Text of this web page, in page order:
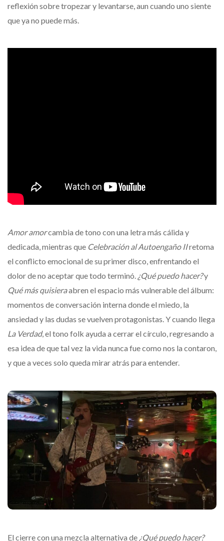
reflexión sobre tropezar y levantarse, aun cuando uno siente
que ya no puede más.
Amor amorcambia de tono con una letra más cálida y
dedicada, mientras que Celebración al Autoengaño IIretoma
el conflicto emocional de su primer disco, enfrentando el
dolor de no aceptar que todo terminó. ¿Qué puedo hacer?y
Qué más quisieraabren el espacio más vulnerable del álbum:
momentos de conversación interna donde el miedo, la
ansiedad y las dudas se vuelven protagonistas. Y cuando llega
La Verdad, el tono folk ayuda a cerrar el círculo, regresando a
esa idea de que tal vez la vida nunca fue como nos la contaron,
y que a veces solo queda mirar atrás para entender.
El cierre con una mezcla alternativa de ¿Qué puedo hacer?